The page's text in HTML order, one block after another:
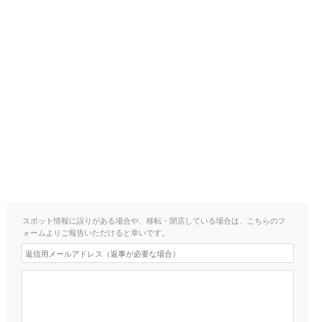
スポット情報に誤りがある場合や、移転・閉店している場合は、こちらのフ
ォームよりご報告いただけると幸いです。